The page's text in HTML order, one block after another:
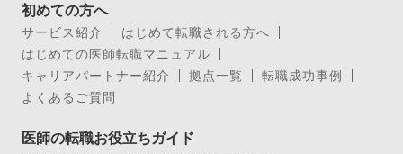
初めての方へ
サービス紹介
はじめて転職される方へ
はじめての医師転職マニュアル
キャリアパートナー紹介
拠点一覧
転職成功事例
よくあるご質問
医師の転職お役立ちガイド